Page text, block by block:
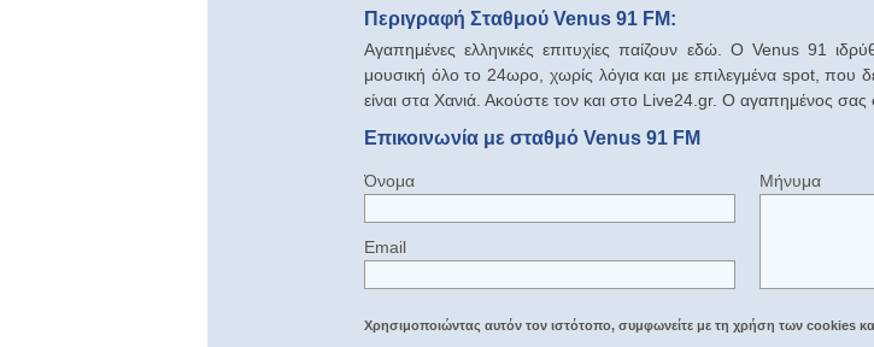
Περιγραφή Σταθμού Venus 91 FM:
Αγαπημένες ελληνικές επιτυχίες παίζουν εδώ. Ο Venus 91
μουσική όλο το 24ωρο, χωρίς λόγια και με επιλεγμένα spot, που
είναι στα Χανιά. Ακούστε τον και στο Live24.gr. Ο αγαπημένος σας
Επικοινωνία με σταθμό Venus 91 FM
Όνομα
Email
Μήνυμα
Χρησιμοποιώντας αυτόν τον ιστότοπο, συμφωνείτε με τη χρήση των cookies